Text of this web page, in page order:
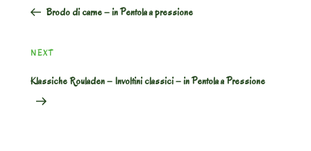
Brodo di carne – in Pentola a pressione
Next
NEXT
Klassiche Rouladen – Involtini classici – in Pentola a Pressione